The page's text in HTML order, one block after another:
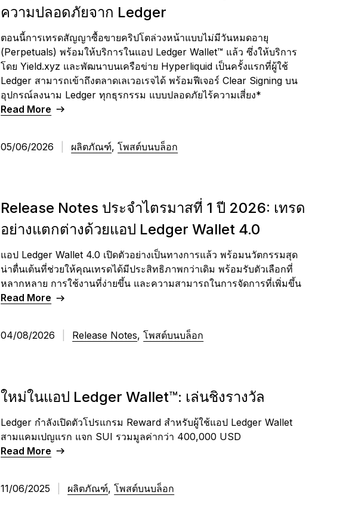
ความปลอดภัยจาก Ledger
ตอนนี้การเทรดสัญญาซื้อขายคริปโตล่วงหน้าแบบไม่มีวันหมดอายุ
(Perpetuals) พร้อมให้บริการในแอป Ledger Wallet™ แล้ว ซึ่งให้บริการ
โดย Yield.xyz และพัฒนาบนเครือข่าย Hyperliquid เป็นครั้งแรกที่ผู้ใช้
Ledger สามารถเข้าถึงตลาดเลเวอเรจได้ พร้อมฟีเจอร์ Clear Signing บน
อุปกรณ์ลงนาม Ledger ทุกธุรกรรม แบบปลอดภัยไร้ความเสี่ยง*
Read More
05/06/2026 ผลิตภัณฑ์,โพสต์บนบล็อก
Release Notes ประจำไตรมาสที่ 1 ปี 2026: เทรด
อย่างแตกต่างด้วยแอป Ledger Wallet 4.0
แอป Ledger Wallet 4.0 เปิดตัวอย่างเป็นทางการแล้ว พร้อมนวัตกรรมสุด
น่าตื่นเต้นที่ช่วยให้คุณเทรดได้มีประสิทธิภาพกว่าเดิม พร้อมรับตัวเลือกที่
หลากหลาย การใช้งานที่ง่ายขึ้น และความสามารถในการจัดการที่เพิ่มขึ้น
Read More
04/08/2026 Release Notes,โพสต์บนบล็อก
ใหม่ในแอป Ledger Wallet™: เล่นชิงรางวัล
Ledger กำลังเปิดตัวโปรแกรม Reward สำหรับผู้ใช้แอป Ledger Wallet
สามแคมเปญแรก แจก SUI รวมมูลค่ากว่า 400,000 USD
Read More
11/06/2025 ผลิตภัณฑ์,โพสต์บนบล็อก